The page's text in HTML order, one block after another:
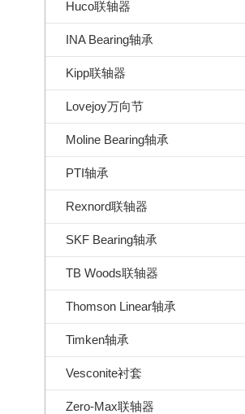
Huco联轴器
INA Bearing轴承
Kipp联轴器
Lovejoy万向节
Moline Bearing轴承
PTI轴承
Rexnord联轴器
SKF Bearing轴承
TB Woods联轴器
Thomson Linear轴承
Timken轴承
Vesconite衬套
Zero-Max联轴器